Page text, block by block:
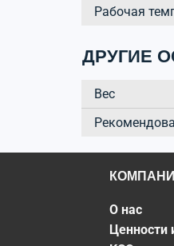
Рабочая
ДРУГИЕ
Вес
О нас
Ценности